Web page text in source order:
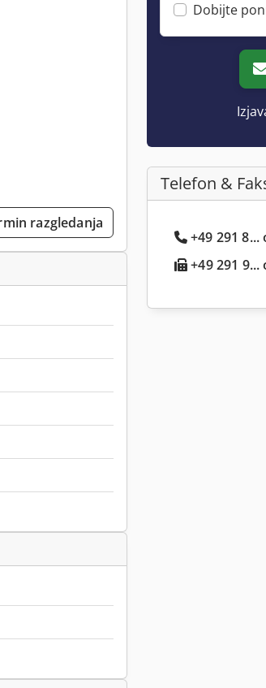
razgledanja
Dobijte
Telefon &
+49 291 8...
+49 291 9...